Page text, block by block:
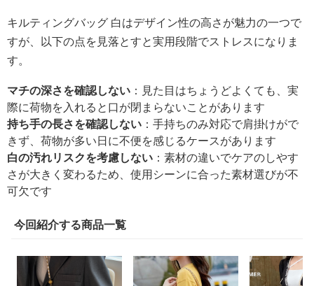
キルティングバッグ 白はデザイン性の高さが魅力の一つで
すが、以下の点を見落とすと実用段階でストレスになりま
す。
マチの深さを確認しない ：見た目はちょうどよくても、実
際に荷物を入れると口が閉まらないことがあります
持ち手の長さを確認しない ：手持ちのみ対応で肩掛けがで
きず、荷物が多い日に不便を感じるケースがあります
白の汚れリスクを考慮しない ：素材の違いでケアのしやす
さが大きく変わるため、使用シーンに合った素材選びが不
可欠です
今回紹介する商品一覧